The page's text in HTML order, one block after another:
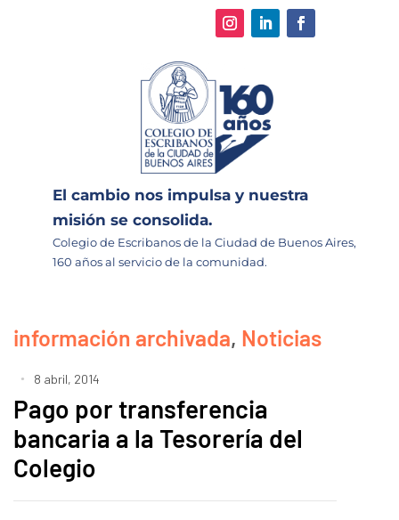
El cambio nos impulsa y nuestra
misión se consolida.
Colegio de Escribanos de la Ciudad de Buenos Aires,
160 años al servicio de la comunidad.
información archivada, Noticias
8 abril, 2014
Pago por transferencia
bancaria a la Tesorería del
Colegio